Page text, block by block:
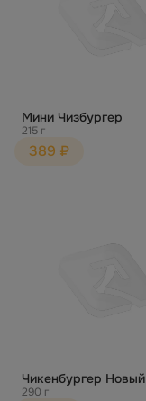
Мини Чизбургер
215 г
389 ₽
Чикенбургер Новый
290 г